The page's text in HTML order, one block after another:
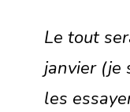
Le tout
janvier (je
les